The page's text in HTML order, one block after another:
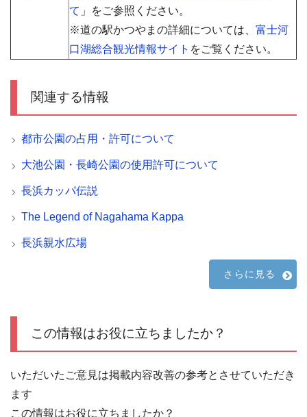
て 」をご参照ください。
※道の駅かつやまの詳細については、 富士河
口湖総合観光情報サイト をご覧ください。
関連する情報
都市公園の占用・許可について
大池公園・長崎公園の使用許可について
長浜カッパ伝説
The Legend of Nagahama Kappa
長浜親水広場
さらに見る
この情報はお役に立ちましたか？
いただいたご意見は掲載内容改善の参考とさせていただき
ます
この情報はお役に立ちましたか？